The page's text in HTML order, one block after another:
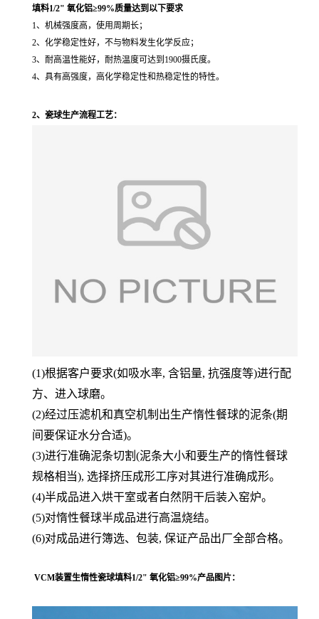
填料1/2" 氧化铝≥99%质量达到以下要求
1、机械强度高，使用周期长；
2、化学稳定性好，不与物料发生化学反应；
3、耐高温性能好，耐热温度可达到1900摄氏度。
4、具有高强度，高化学稳定性和热稳定性的特性。
2、瓷球生产流程工艺：
(1)根据客户要求(如吸水率, 含铝量, 抗强度等)进行配
方、进入球磨。
(2)经过压滤机和真空机制出生产惰性餐球的泥条(期
间要保证水分合适)。
(3)进行准确泥条切割(泥条大小和要生产的惰性餐球
规格相当), 选择挤压成形工序对其进行准确成形。
(4)半成品进入烘干室或者白然阴干后装入窑炉。
(5)对惰性餐球半成品进行高温烧结。
(6)对成品进行簿选、包装, 保证产品出厂全部合格。
VCM装置生惰性瓷球填料1/2" 氧化铝≥99%产品图片：